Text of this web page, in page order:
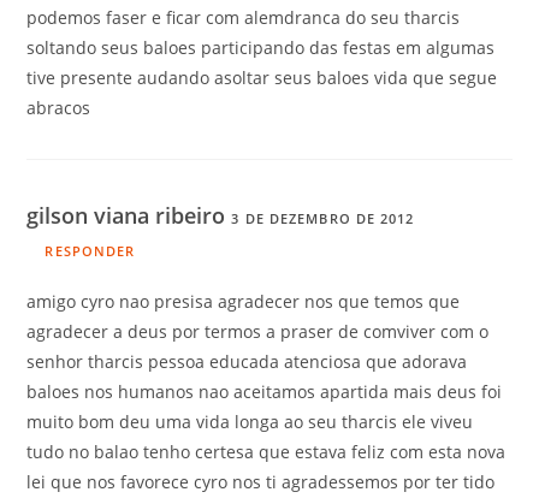
podemos faser e ficar com alemdranca do seu tharcis
soltando seus baloes participando das festas em algumas
tive presente audando asoltar seus baloes vida que segue
abracos
gilson viana ribeiro3 DE DEZEMBRO DE 2012
RESPONDER
amigo cyro nao presisa agradecer nos que temos que
agradecer a deus por termos a praser de comviver com o
senhor tharcis pessoa educada atenciosa que adorava
baloes nos humanos nao aceitamos apartida mais deus foi
muito bom deu uma vida longa ao seu tharcis ele viveu
tudo no balao tenho certesa que estava feliz com esta nova
lei que nos favorece cyro nos ti agradessemos por ter tido